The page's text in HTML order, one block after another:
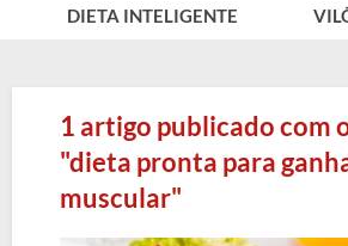
DIETA INTELIGENTE
1 artigo publicado com
"dieta pronta para
muscular"